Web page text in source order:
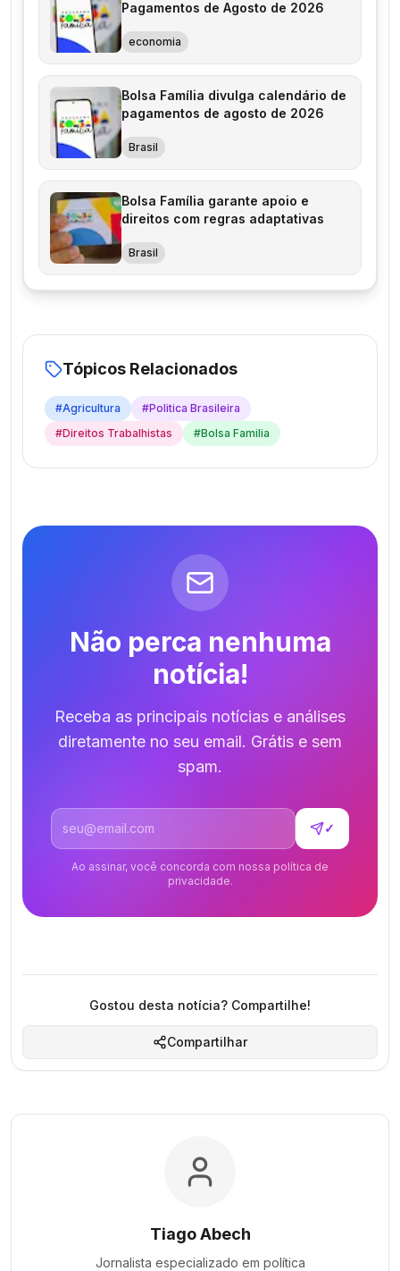
Pagamentos de Agosto de 2026
economia
Bolsa Família divulga calendário de
pagamentos de agosto de 2026
Brasil
Bolsa Família garante apoio e
direitos com regras adaptativas
Brasil
Tópicos Relacionados
#Agricultura #Politica Brasileira
#Direitos Trabalhistas #Bolsa Familia
Não perca nenhuma
notícia!
Receba as principais notícias e análises
diretamente no seu email. Grátis e sem
spam.
Endereço de email
✓
Ao assinar, você concorda com nossa política de
privacidade.
Gostou desta notícia? Compartilhe!
Compartilhar
Tiago Abech
Jornalista especializado em política